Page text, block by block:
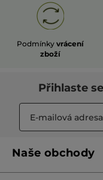
Podmínky vrácení
zboží
Přihlaste
Naše obchody